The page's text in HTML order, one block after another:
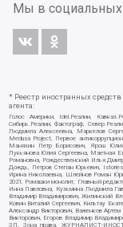
Мы в социальных
* Реестр иностранных
агента:
Голос Америки, Idel.Реалии,
Сибирь.Реалии, Фактограф,
Людмила Алексеевна, Маркелов
Medusa Project, Первое
Маняхин Петр Борисович, Ярош
Лукьянова Юлия Сергеевна, Маетная
Романовна, Рождественский Илья
Дождь, Петров Степан Юрьевич,
Ирина Николаевна, Шлейнов Роман
2021, Ромашки монолит, Главный
Инна Павловна, Кузьмина Людмила
Владимир Владимирович, Жилинский
Ковин Виталий Сергеевич, Кильтау
Александр Викторович, Важенков
Викторович, Егоров Владимир
ЗП, Зона права, ЖУРНАЛИСТ-